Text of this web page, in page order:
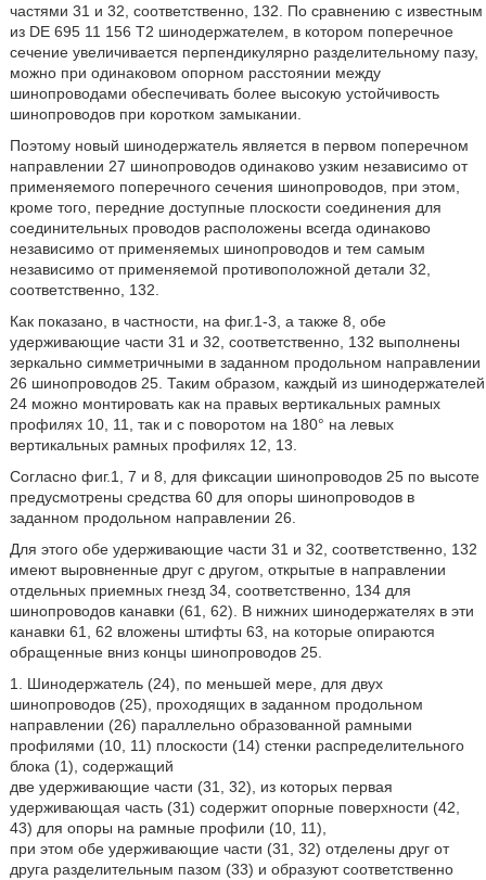
частями 31 и 32, соответственно, 132. По сравнению с известным
из DE 695 11 156 Т2 шинодержателем, в котором поперечное
сечение увеличивается перпендикулярно разделительному пазу,
можно при одинаковом опорном расстоянии между
шинопроводами обеспечивать более высокую устойчивость
шинопроводов при коротком замыкании.
Поэтому новый шинодержатель является в первом поперечном
направлении 27 шинопроводов одинаково узким независимо от
применяемого поперечного сечения шинопроводов, при этом,
кроме того, передние доступные плоскости соединения для
соединительных проводов расположены всегда одинаково
независимо от применяемых шинопроводов и тем самым
независимо от применяемой противоположной детали 32,
соответственно, 132.
Как показано, в частности, на фиг.1-3, а также 8, обе
удерживающие части 31 и 32, соответственно, 132 выполнены
зеркально симметричными в заданном продольном направлении
26 шинопроводов 25. Таким образом, каждый из шинодержателей
24 можно монтировать как на правых вертикальных рамных
профилях 10, 11, так и с поворотом на 180° на левых
вертикальных рамных профилях 12, 13.
Согласно фиг.1, 7 и 8, для фиксации шинопроводов 25 по высоте
предусмотрены средства 60 для опоры шинопроводов в
заданном продольном направлении 26.
Для этого обе удерживающие части 31 и 32, соответственно, 132
имеют выровненные друг с другом, открытые в направлении
отдельных приемных гнезд 34, соответственно, 134 для
шинопроводов канавки (61, 62). В нижних шинодержателях в эти
канавки 61, 62 вложены штифты 63, на которые опираются
обращенные вниз концы шинопроводов 25.
1. Шинодержатель (24), по меньшей мере, для двух
шинопроводов (25), проходящих в заданном продольном
направлении (26) параллельно образованной рамными
профилями (10, 11) плоскости (14) стенки распределительного
блока (1), содержащий
две удерживающие части (31, 32), из которых первая
удерживающая часть (31) содержит опорные поверхности (42,
43) для опоры на рамные профили (10, 11),
при этом обе удерживающие части (31, 32) отделены друг от
друга разделительным пазом (33) и образуют соответственно